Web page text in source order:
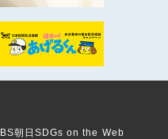
BS朝日SDGs on the Web